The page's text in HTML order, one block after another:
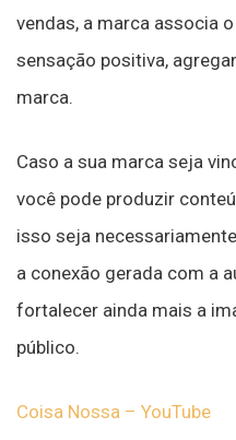
vendas, a marca associa
sensação positiva,
marca.
Caso a sua marca seja
você pode produzir
isso seja
a conexão gerada com a
fortalecer ainda mais a
público.
Coisa Nossa – YouTube